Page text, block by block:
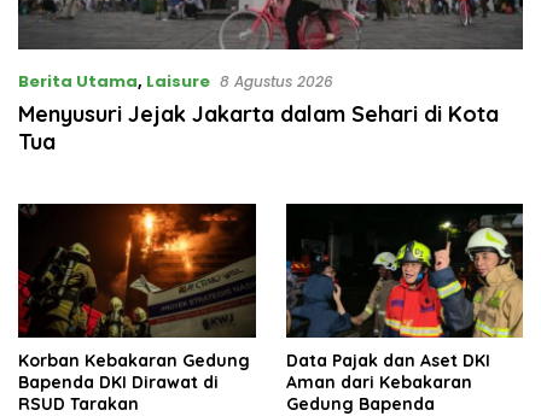
Berita Utama, Laisure 8 Agustus 2026
Menyusuri Jejak Jakarta dalam Sehari di Kota
Tua
Korban Kebakaran Gedung
Bapenda DKI Dirawat di
RSUD Tarakan
Data Pajak dan Aset DKI
Aman dari Kebakaran
Gedung Bapenda